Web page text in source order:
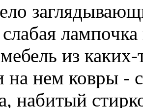
из
на нем ковры -
набитый